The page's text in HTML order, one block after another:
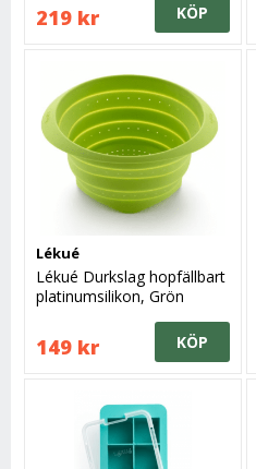
219 kr KÖP
Lékué
Lékué Durkslag hopfällbart
platinumsilikon, Grön
149 kr KÖP